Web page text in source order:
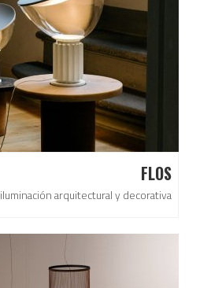
FLOS
iluminación arquitectural y decorativa